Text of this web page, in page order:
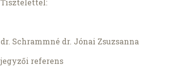
dr. Schrammné dr. Jónai Zsuzsanna
jegyzői referens